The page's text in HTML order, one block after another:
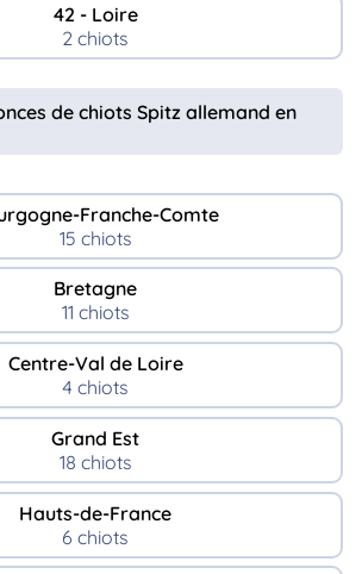
42 - Loire
2 chiots
de chiots Spitz allemand en
Franche-Comte
15 chiots
Bretagne
11 chiots
Centre-Val de Loire
4 chiots
Grand Est
18 chiots
Hauts-de-France
6 chiots